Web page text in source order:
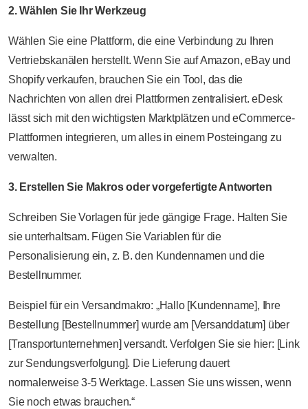
2. Wählen Sie Ihr Werkzeug
Wählen Sie eine Plattform, die eine Verbindung zu Ihren
Vertriebskanälen herstellt. Wenn Sie auf Amazon, eBay und
Shopify verkaufen, brauchen Sie ein Tool, das die
Nachrichten von allen drei Plattformen zentralisiert. eDesk
lässt sich mit den wichtigsten Marktplätzen und eCommerce-
Plattformen integrieren, um alles in einem Posteingang zu
verwalten.
3. Erstellen Sie Makros oder vorgefertigte Antworten
Schreiben Sie Vorlagen für jede gängige Frage. Halten Sie
sie unterhaltsam. Fügen Sie Variablen für die
Personalisierung ein, z. B. den Kundennamen und die
Bestellnummer.
Beispiel für ein Versandmakro: „Hallo [Kundenname], Ihre
Bestellung [Bestellnummer] wurde am [Versanddatum] über
[Transportunternehmen] versandt. Verfolgen Sie sie hier: [Link
zur Sendungsverfolgung]. Die Lieferung dauert
normalerweise 3-5 Werktage. Lassen Sie uns wissen, wenn
Sie noch etwas brauchen.“